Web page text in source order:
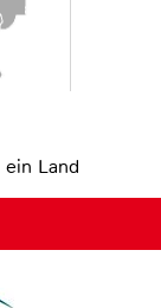
Land